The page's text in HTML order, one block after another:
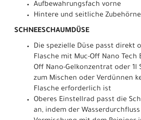
Aufbewahrungsfach vorne
Hintere und seitliche
SCHNEESCHAUMDÜSE
Die spezielle Düse passt direkt
Flasche mit Muc-Off Nano Tech
Off Nano-Gelkonzentrat oder 1l
zum Mischen oder Verdünnen
Flasche erforderlich ist
Oberes Einstellrad passt die
an, indem der